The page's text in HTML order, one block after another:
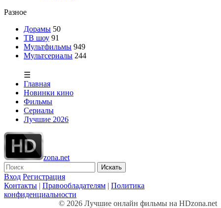
Разное
Дорамы 50
ТВ шоу 91
Мультфильмы 949
Мультсериалы 244
☰
Главная
Новинки кино
Фильмы
Сериалы
Лучшие 2026
zona.net
Искать
Вход Регистрация
Контакты | Правообладателям | Политика
конфиденциальности
© 2026 Лучшие онлайн фильмы на HDzona.net